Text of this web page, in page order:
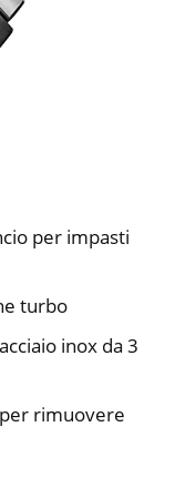
per impasti
turbo
inox da 3
rimuovere